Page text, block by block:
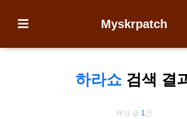
Myskrpatch
하라쇼 검색 결
해당 글 1건